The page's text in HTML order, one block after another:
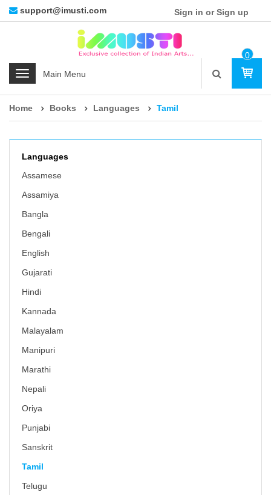
support@imusti.com Sign in or Sign up
C
o
r
s
0
Ite
Home Books Languages Tamil
Languages
Assamese
Assamiya
Bangla
Bengali
English
Gujarati
Hindi
Kannada
Malayalam
Manipuri
Marathi
Nepali
Oriya
Punjabi
Sanskrit
Tamil
Telugu